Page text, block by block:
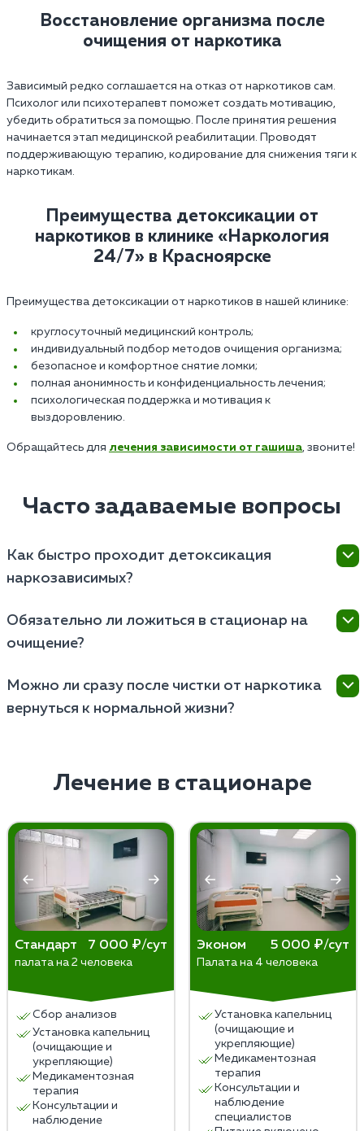
Восстановление организма после
очищения от наркотика
Зависимый редко соглашается на отказ от наркотиков сам.
Психолог или психотерапевт поможет создать мотивацию,
убедить обратиться за помощью. После принятия решения
начинается этап медицинской реабилитации. Проводят
поддерживающую терапию, кодирование для снижения тяги к
наркотикам.
Преимущества детоксикации от
наркотиков в клинике «Наркология
24/7» в Красноярске
Преимущества детоксикации от наркотиков в нашей клинике:
круглосуточный медицинский контроль;
индивидуальный подбор методов очищения организма;
безопасное и комфортное снятие ломки;
полная анонимность и конфиденциальность лечения;
психологическая поддержка и мотивация к
выздоровлению.
Обращайтесь для лечения зависимости от гашиша , звоните!
Часто задаваемые вопросы
Как быстро проходит детоксикация
наркозависимых?
дней до недели. Срок зависит от вида наркотиков,
состояния организма, тяжести зависимости.
Обязательно ли ложиться в стационар на
очищение?
риске осложнений. При легкой абстиненции
возможно очищение на дому под контролем врача.
Можно ли сразу после чистки от наркотика
вернуться к нормальной жизни?
избавиться от психологической зависимости и
снизить риск срыва.
Лечение в стационаре
Стандарт 7 000 ₽/сут
палата на 2 человека
Сбор анализов
Установка капельниц
(очищающие и
укрепляющие)
Медикаментозная
терапия
Консультации и
наблюдение
Эконом 5 000 ₽/сут
Палата на 4 человека
Установка капельниц
(очищающие и
укрепляющие)
Медикаментозная
терапия
Консультации и
наблюдение
специалистов